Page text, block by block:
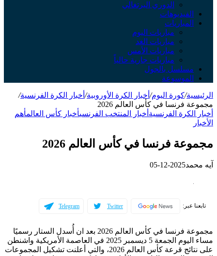
الدوري البرتغالي
الفيديوهات
المباريات
مباريات اليوم
مباريات الغد
مباريات الأمس
مباريات جارية حالياً
مسلسل بالجول
الموسوعة
الرئيسية/كورة اليوم/ أخبار الكرة الأوروبية/ أخبار الكرة الفرنسية/
مجموعة فرنسا في كأس العالم 2026
أخبار الكرة الفرنسية أخبار المنتخب الفرنسيأخبار كأس العالمأهم
الأخبار
مجموعة فرنسا في كأس العالم 2026
آيه محمد2025-12-05
تابعنا عبر: Twitter
Telegram
مجموعة فرنسا في كأس العالم 2026 بعد ان أُسدل الستار رسميًا
مساء اليوم الجمعة 5 ديسمبر 2025 في العاصمة الأمريكية واشنطن
على نتائج قرعة كأس العالم 2026، والتي أعلنت تشكيل المجموعات